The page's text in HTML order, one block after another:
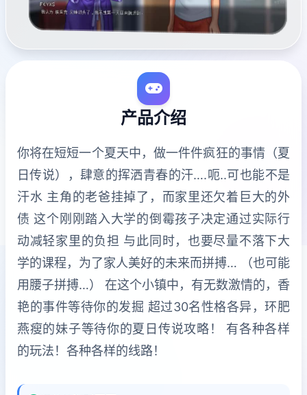
产品介绍
你将在短短一个夏天中，做一件件疯狂的事情（夏
日传说），肆意的挥洒青春的汗….呃..可也能不是
汗水 主角的老爸挂掉了，而家里还欠着巨大的外
债 这个刚刚踏入大学的倒霉孩子决定通过实际行
动减轻家里的负担 与此同时，也要尽量不落下大
学的课程，为了家人美好的未来而拼搏… （也可能
用腰子拼搏…） 在这个小镇中，有无数激情的，香
艳的事件等待你的发掘 超过30名性格各异，环肥
燕瘦的妹子等待你的夏日传说攻略！ 有各种各样
的玩法！各种各样的线路！